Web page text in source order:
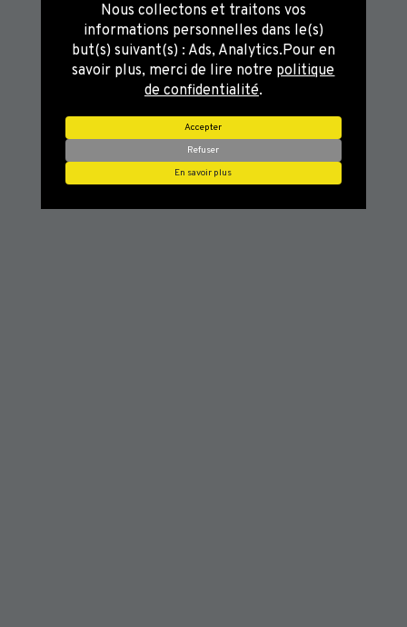
Nous collectons et traitons vos
informations personnelles dans le(s)
but(s) suivant(s) : Ads, Analytics.Pour en
savoir plus, merci de lire notre politique
de confidentialité.
Accepter
Refuser
En savoir plus